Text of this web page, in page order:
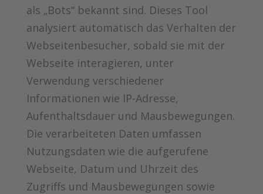
als „Bots“ bekannt sind. Dieses Tool
analysiert automatisch das Verhalten der
Webseitenbesucher, sobald sie mit der
Webseite interagieren, unter
Verwendung verschiedener
Informationen wie IP-Adresse,
Aufenthaltsdauer und Mausbewegungen.
Die verarbeiteten Daten umfassen
Nutzungsdaten wie die aufgerufene
Webseite, Datum und Uhrzeit des
Zugriffs und Mausbewegungen sowie